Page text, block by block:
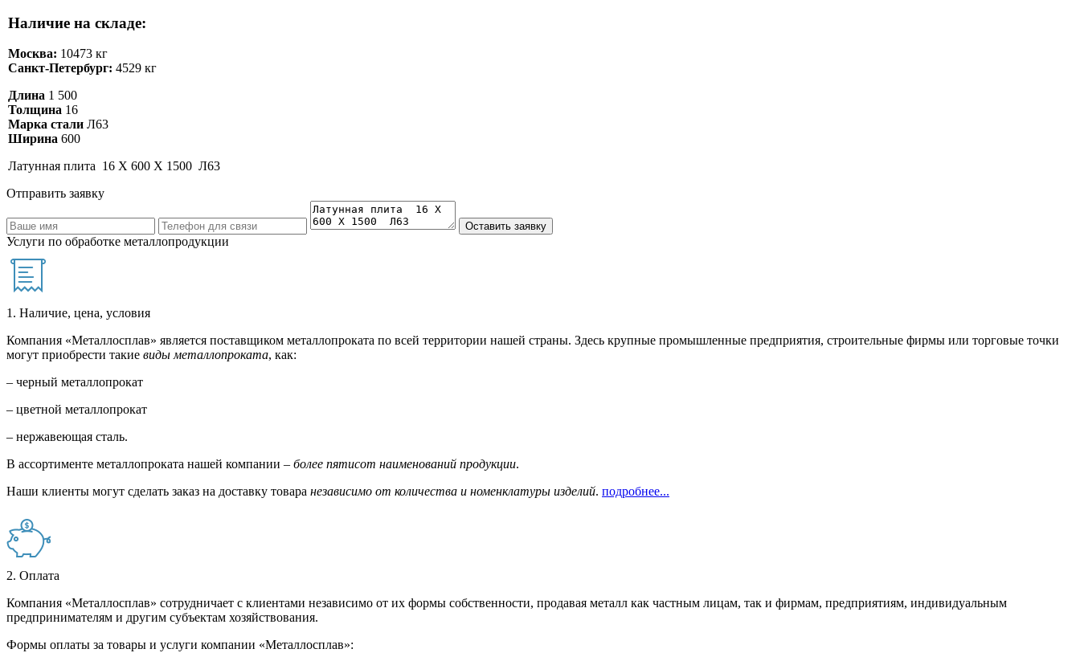
Наличие на складе:
Москва: 10473 кг
Санкт-Петербург: 4529 кг
Длина 1 500
Толщина 16
Марка стали Л63
Ширина 600
Латунная плита 16 Х 600 Х 1500 Л63
Отправить заявку
Услуги по обработке металлопродукции
1. Наличие, цена, условия
Компания «Металлосплав» является поставщиком металлопроката по всей территории нашей страны. Здесь крупные промышленные предприятия, строительные фирмы или торговые точки
могут приобрести такие виды металлопроката, как:
– черный металлопрокат
– цветной металлопрокат
– нержавеющая сталь.
В ассортименте металлопроката нашей компании – более пятисот наименований продукции.
Наши клиенты могут сделать заказ на доставку товара независимо от количества и номенклатуры изделий. подробнее...
2. Оплата
Компания «Металлосплав» сотрудничает с клиентами независимо от их формы собственности, продавая металл как частным лицам, так и фирмам, предприятиям, индивидуальным
предпринимателям и другим субъектам хозяйствования.
Формы оплаты за товары и услуги компании «Металлосплав»: